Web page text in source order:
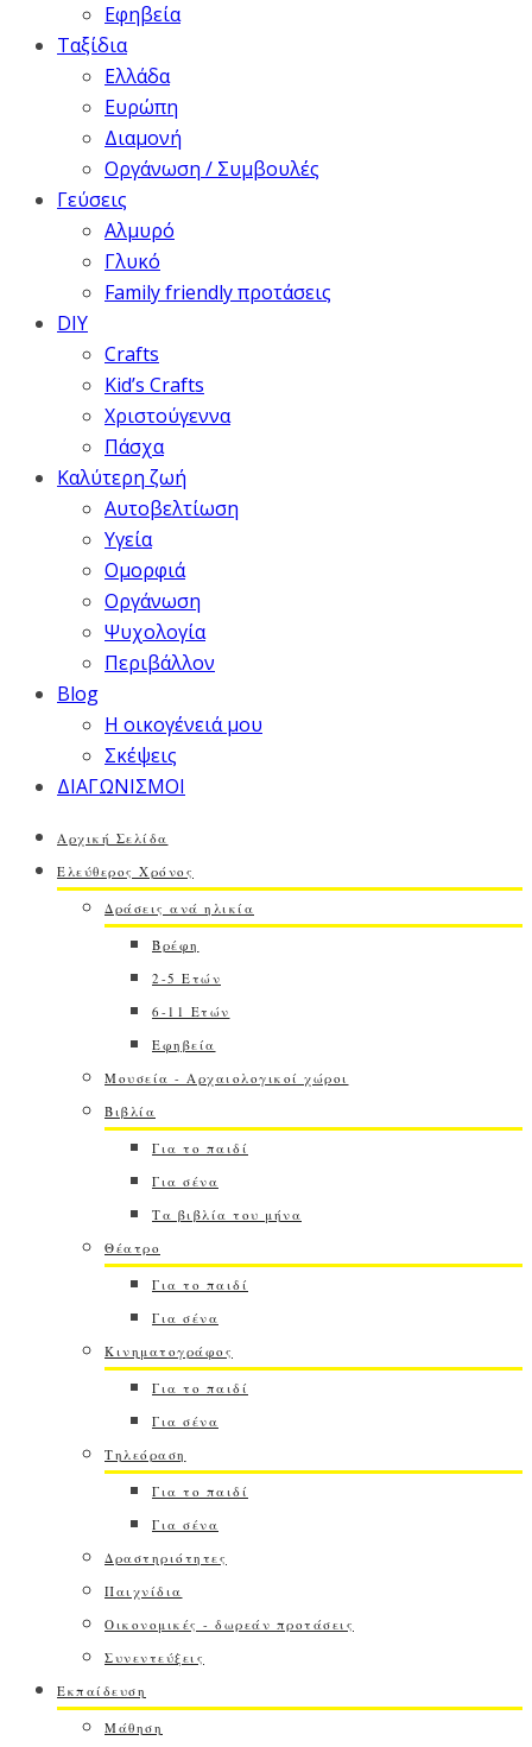
Εφηβεία
Ταξίδια
Ελλάδα
Ευρώπη
Διαμονή
Οργάνωση / Συμβουλές
Γεύσεις
Αλμυρό
Γλυκό
Family friendly προτάσεις
DIY
Crafts
Kid’s Crafts
Χριστούγεννα
Πάσχα
Καλύτερη ζωή
Αυτοβελτίωση
Υγεία
Ομορφιά
Οργάνωση
Ψυχολογία
Περιβάλλον
Blog
Η οικογένειά μου
Σκέψεις
ΔΙΑΓΩΝΙΣΜΟΙ
Αρχική Σελίδα
Ελεύθερος Χρόνος
Δράσεις ανά ηλικία
Βρέφη
2-5 Ετών
6-11 Ετών
Εφηβεία
Μουσεία - Αρχαιολογικοί χώροι
Βιβλία
Για το παιδί
Για σένα
Τα βιβλία του μήνα
Θέατρο
Για το παιδί
Για σένα
Κινηματογράφος
Για το παιδί
Για σένα
Τηλεόραση
Για το παιδί
Για σένα
Δραστηριότητες
Παιχνίδια
Οικονομικές - δωρεάν προτάσεις
Συνεντεύξεις
Εκπαίδευση
Μάθηση